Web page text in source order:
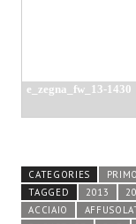
CATEGORIES
TAGGED
2013
ACCIAIO